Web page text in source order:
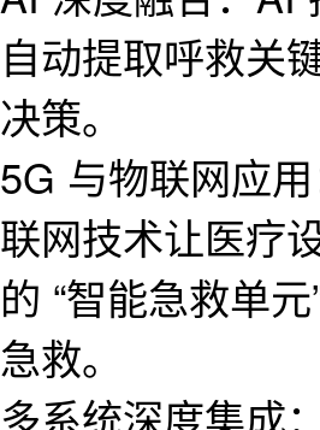
自动提取呼救关
决策。
5G 与物联网应
联网技术让医疗
的 “智能急救单
急救。
多系统深度集成